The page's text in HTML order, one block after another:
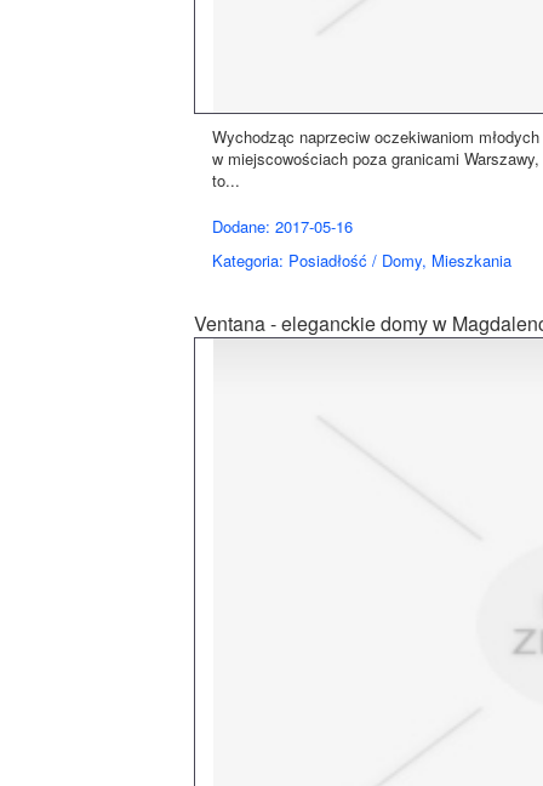
Wychodząc naprzeciw oczekiwaniom
w miejscowościach poza granicami
to...
Dodane: 2017-05-16
Kategoria: Posiadłość / Domy, Mieszkania
Ventana - eleganckie domy w